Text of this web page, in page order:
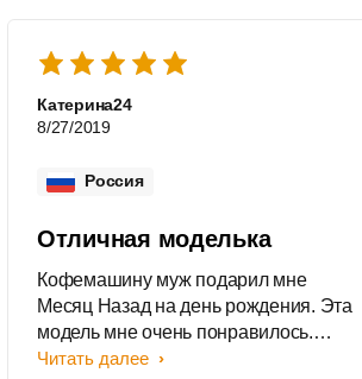
Катерина24
8/27/2019
Россия
Отличная моделька
Кофемашину муж подарил мне
Месяц Назад на день рождения. Эта
модель мне очень понравилось.
Автоматически готовит кофе.
Читать далее